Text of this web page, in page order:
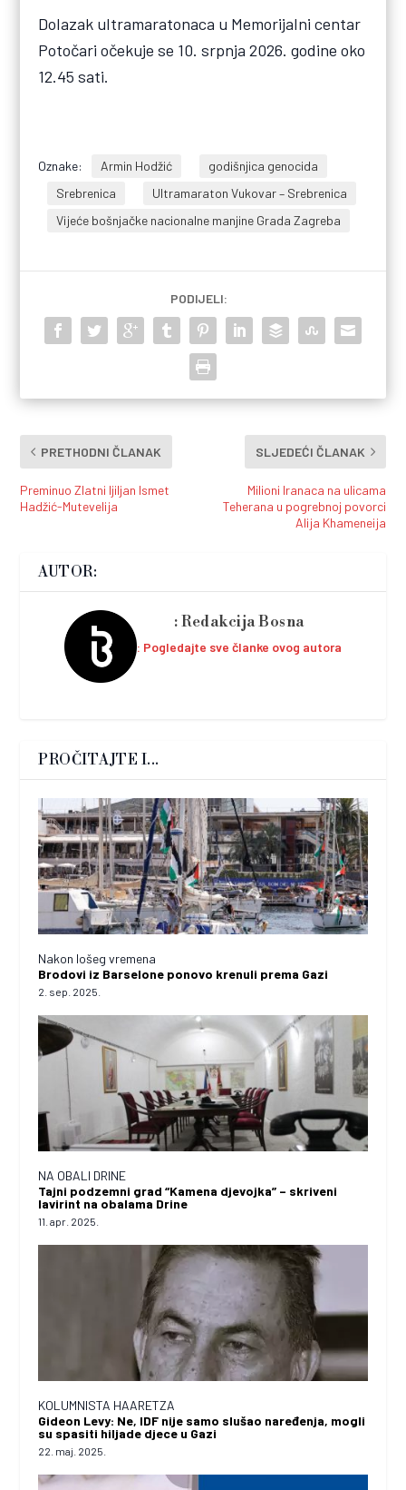
Dolazak ultramaratonaca u Memorijalni centar
Potočari očekuje se 10. srpnja 2026. godine oko
12.45 sati.
Oznake: Armin Hodžić
godišnjica genocida
Srebrenica
Ultramaraton Vukovar – Srebrenica
Vijeće bošnjačke nacionalne manjine Grada Zagreba
PODIJELI:
PRETHODNI ČLANAK
Preminuo Zlatni ljiljan Ismet
Hadžić-Mutevelija
SLJEDEĆI ČLANAK
Milioni Iranaca na ulicama
Teherana u pogrebnoj povorci
Alija Khameneija
AUTOR:
Redakcija Bosna
Pogledajte sve članke ovog autora
PROČITAJTE I...
Nakon lošeg vremena
Brodovi iz Barselone ponovo krenuli prema Gazi
2. sep. 2025.
NA OBALI DRINE
Tajni podzemni grad “Kamena djevojka” – skriveni
lavirint na obalama Drine
11. apr. 2025.
KOLUMNISTA HAARETZA
Gideon Levy: Ne, IDF nije samo slušao naređenja, mogli
su spasiti hiljade djece u Gazi
22. maj. 2025.